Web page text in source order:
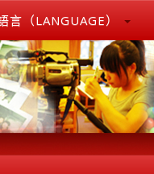
言（LANGUAGE）